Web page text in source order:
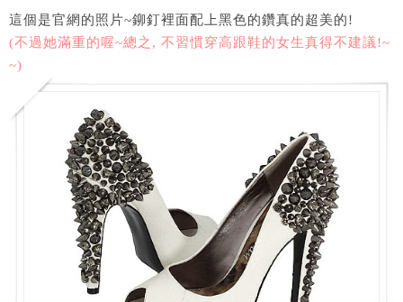
這個是官網的照片~鉚釘裡面配上黑色的鑽真的超美的!
(不過她滿重的喔~總之, 不習慣穿高跟鞋的女生真得不建議!~
~)